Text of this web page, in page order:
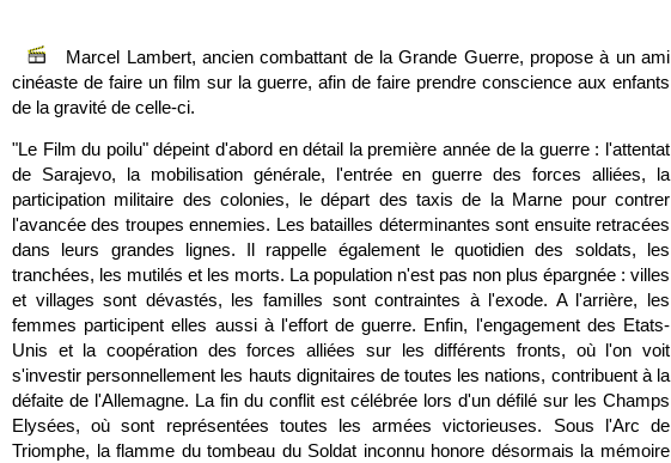
Marcel Lambert, ancien combattant de la Grande Guerre, propose à un ami
cinéaste de faire un film sur la guerre, afin de faire prendre conscience aux enfants
de la gravité de celle-ci.
"Le Film du poilu" dépeint d'abord en détail la première année de la guerre : l'attentat
de Sarajevo, la mobilisation générale, l'entrée en guerre des forces alliées, la
participation militaire des colonies, le départ des taxis de la Marne pour contrer
l'avancée des troupes ennemies. Les batailles déterminantes sont ensuite retracées
dans leurs grandes lignes. Il rappelle également le quotidien des soldats, les
tranchées, les mutilés et les morts. La population n'est pas non plus épargnée : villes
et villages sont dévastés, les familles sont contraintes à l'exode. A l'arrière, les
femmes participent elles aussi à l'effort de guerre. Enfin, l'engagement des Etats-
Unis et la coopération des forces alliées sur les différents fronts, où l'on voit
s'investir personnellement les hauts dignitaires de toutes les nations, contribuent à la
défaite de l'Allemagne. La fin du conflit est célébrée lors d'un défilé sur les Champs
Elysées, où sont représentées toutes les armées victorieuses. Sous l'Arc de
Triomphe, la flamme du tombeau du Soldat inconnu honore désormais la mémoire